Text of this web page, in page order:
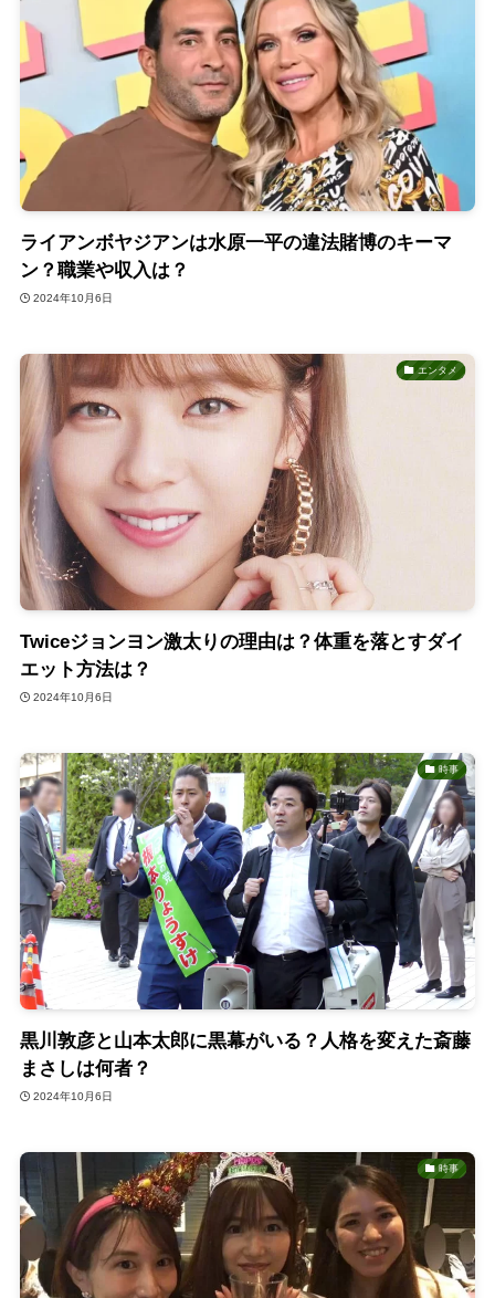
ライアンボヤジアンは水原一平の違法賭博のキーマ
ン？職業や収入は？
2024年10月6日
エンタメ
Twiceジョンヨン激太りの理由は？体重を落とすダイ
エット方法は？
2024年10月6日
時事
黒川敦彦と山本太郎に黒幕がいる？人格を変えた斎藤
まさしは何者？
2024年10月6日
時事